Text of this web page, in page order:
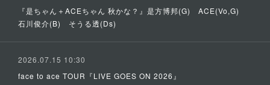
『是ちゃん＋ACEちゃん 秋かな？』是方博邦(G) ACE(Vo,G)
石川俊介(B) そうる透(Ds)
2026.07.15 10:30
face to ace TOUR『LIVE GOES ON 2026』